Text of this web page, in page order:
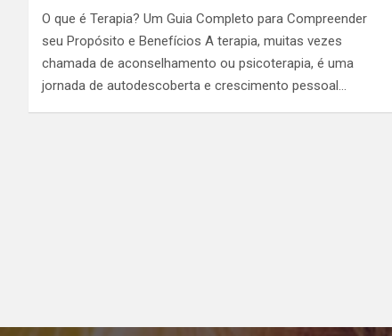
O que é Terapia? Um Guia Completo para Compreender
seu Propósito e Benefícios A terapia, muitas vezes
chamada de aconselhamento ou psicoterapia, é uma
jornada de autodescoberta e crescimento pessoal…